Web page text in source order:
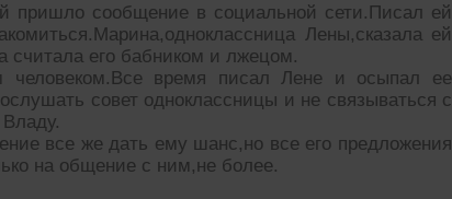
пришло сообщение в социальной сети.Писал ей
Лены,сказала ей
его бабником и лжецом.
время писал Лене и осыпал ее
совет одноклассницы и не связываться с
все же дать ему шанс,но все его предложения
на общение с ним,не более.